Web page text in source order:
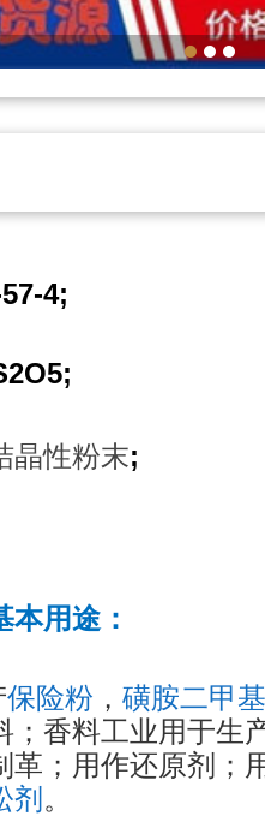
57-
晶性粉末;
本用途：
保险粉 ， 磺胺二甲
；香料工业用于生
革；用作还原剂；
剂 。